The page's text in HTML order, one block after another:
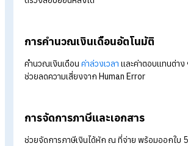
ด้วย GPS หรือสแกนใบหน้าพนักงานผ่านโ
ทำงานได้ ข้อมูลเข้าระบบทันที โดยไม่ต้องคีย์
การจัดการกะการทำงานและวัน
ทรัพยากรบุคคลให้เหมาะสมกับลักษณะงา
เพิ่มประสิทธิภาพการทำงานเป็นทีม เช่น ร้า